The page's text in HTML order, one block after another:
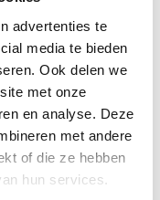
advertenties te
media te bieden
Ook delen we
met onze
en analyse. Deze
met andere
of die ze hebben
hun services.
Double Play
barbecue
Houtskool Gril...
voorraad